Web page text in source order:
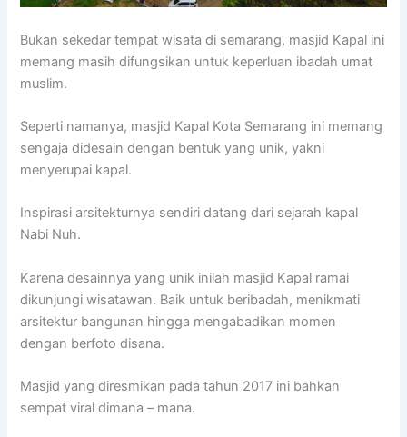
Bukan sekedar tempat wisata di semarang, masjid Kapal ini
memang masih difungsikan untuk keperluan ibadah umat
muslim.
Seperti namanya, masjid Kapal Kota Semarang ini memang
sengaja didesain dengan bentuk yang unik, yakni
menyerupai kapal.
Inspirasi arsitekturnya sendiri datang dari sejarah kapal
Nabi Nuh.
Karena desainnya yang unik inilah masjid Kapal ramai
dikunjungi wisatawan. Baik untuk beribadah, menikmati
arsitektur bangunan hingga mengabadikan momen
dengan berfoto disana.
Masjid yang diresmikan pada tahun 2017 ini bahkan
sempat viral dimana – mana.